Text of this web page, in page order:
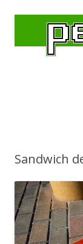
Sandwich